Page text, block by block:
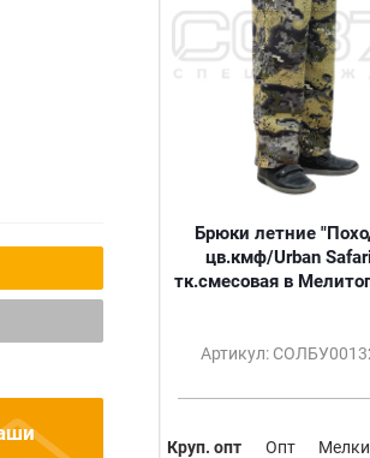
Брюки летние
цв.кмф/Urban Safari
тк.смесовая в
Артикул:
Круп. опт Опт